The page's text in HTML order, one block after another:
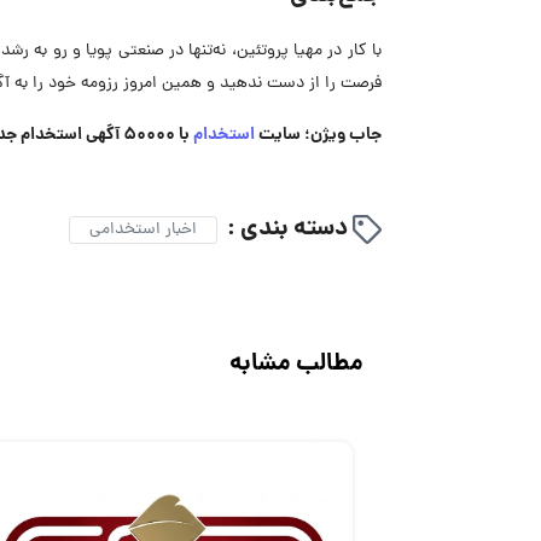
با کار در مهیا پروتئین، نه‌تنها در صنعتی پویا و رو
فرصت را از دست ندهید و همین امروز رزومه خود را به
جاب ویژن؛ سایتاستخدامبا 50000 آگهی استخدام جدید
دسته بندی : اخبار استخدامی
مطالب مشابه